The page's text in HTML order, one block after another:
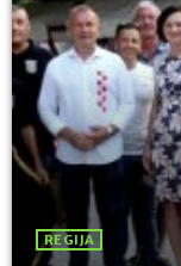
REGIJA